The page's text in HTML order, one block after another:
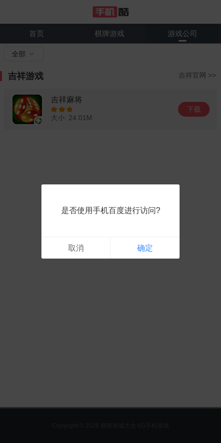
首页 棋牌游戏 游戏公司
全部
吉祥游戏 吉祥官网 >>
吉祥麻将
大小: 24.01M
下载
是否使用手机百度进行访问?
取消 确定